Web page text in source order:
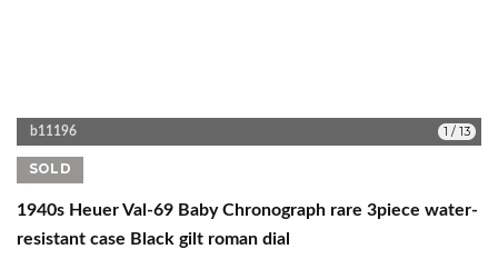
b11196 1 / 13
SOLD
1940s Heuer Val-69 Baby Chronograph rare 3piece water-
resistant case Black gilt roman dial